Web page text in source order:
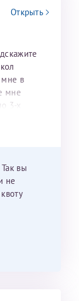
Открыть
в
мне
3-х
Питере.
и
вы
не